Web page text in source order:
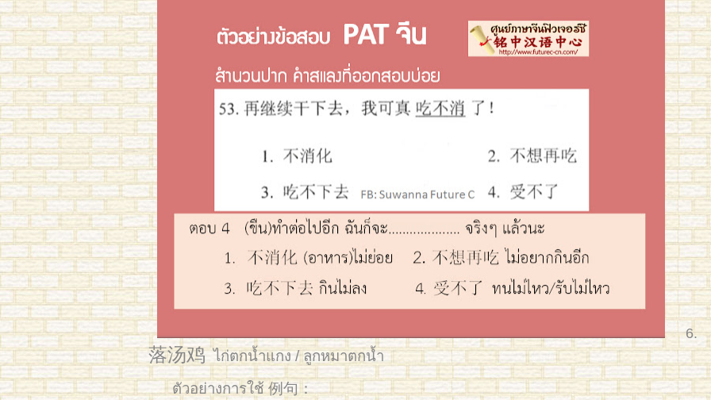
6.
落汤鸡ไก่ตกน้ำแกง / ลูกหมาตกน้ำ
ตัวอย่างการใช้ 例句：